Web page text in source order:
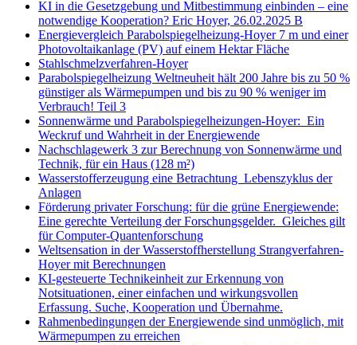
KI in die Gesetzgebung und Mitbestimmung einbinden – eine
notwendige Kooperation? Eric Hoyer, 26.02.2025 B
Energievergleich Parabolspiegelheizung-Hoyer 7 m und einer
Photovoltaikanlage (PV) auf einem Hektar Fläche
Stahlschmelzverfahren-Hoyer
Parabolspiegelheizung Weltneuheit hält 200 Jahre bis zu 50 %
günstiger als Wärmepumpen und bis zu 90 % weniger im
Verbrauch! Teil 3
Sonnenwärme und Parabolspiegelheizungen-Hoyer: Ein
Weckruf und Wahrheit in der Energiewende
Nachschlagewerk 3 zur Berechnung von Sonnenwärme und
Technik, für ein Haus (128 m²)
Wasserstofferzeugung eine Betrachtung Lebenszyklus der
Anlagen
Förderung privater Forschung: für die grüne Energiewende:
Eine gerechte Verteilung der Forschungsgelder. Gleiches gilt
für Computer-Quantenforschung
Weltsensation in der Wasserstoffherstellung Strangverfahren-
Hoyer mit Berechnungen
KI-gesteuerte Technikeinheit zur Erkennung von
Notsituationen, einer einfachen und wirkungsvollen
Erfassung. Suche, Kooperation und Übernahme.
Rahmenbedingungen der Energiewende sind unmöglich, mit
Wärmepumpen zu erreichen